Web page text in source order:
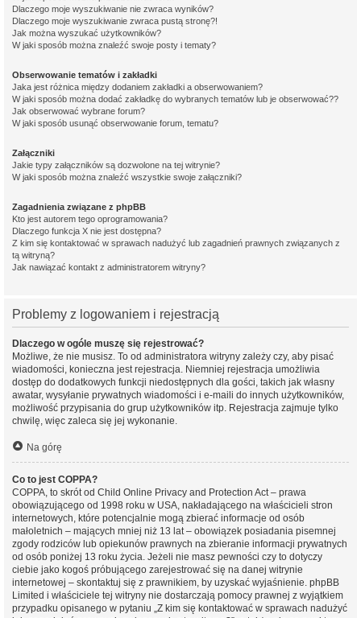
Dlaczego moje wyszukiwanie nie zwraca wyników?
Dlaczego moje wyszukiwanie zwraca pustą stronę?!
Jak można wyszukać użytkowników?
W jaki sposób można znaleźć swoje posty i tematy?
Obserwowanie tematów i zakładki
Jaka jest różnica między dodaniem zakładki a obserwowaniem?
W jaki sposób można dodać zakładkę do wybranych tematów lub je obserwować??
Jak obserwować wybrane forum?
W jaki sposób usunąć obserwowanie forum, tematu?
Załączniki
Jakie typy załączników są dozwolone na tej witrynie?
W jaki sposób można znaleźć wszystkie swoje załączniki?
Zagadnienia związane z phpBB
Kto jest autorem tego oprogramowania?
Dlaczego funkcja X nie jest dostępna?
Z kim się kontaktować w sprawach nadużyć lub zagadnień prawnych związanych z
tą witryną?
Jak nawiązać kontakt z administratorem witryny?
Problemy z logowaniem i rejestracją
Dlaczego w ogóle muszę się rejestrować?
Możliwe, że nie musisz. To od administratora witryny zależy czy, aby pisać
wiadomości, konieczna jest rejestracja. Niemniej rejestracja umożliwia
dostęp do dodatkowych funkcji niedostępnych dla gości, takich jak własny
awatar, wysyłanie prywatnych wiadomości i e-maili do innych użytkowników,
możliwość przypisania do grup użytkowników itp. Rejestracja zajmuje tylko
chwilę, więc zaleca się jej wykonanie.
Na górę
Co to jest COPPA?
COPPA, to skrót od Child Online Privacy and Protection Act – prawa
obowiązującego od 1998 roku w USA, nakładającego na właścicieli stron
internetowych, które potencjalnie mogą zbierać informacje od osób
małoletnich – mających mniej niż 13 lat – obowiązek posiadania pisemnej
zgody rodziców lub opiekunów prawnych na zbieranie informacji prywatnych
od osób poniżej 13 roku życia. Jeżeli nie masz pewności czy to dotyczy
ciebie jako kogoś próbującego zarejestrować się na danej witrynie
internetowej – skontaktuj się z prawnikiem, by uzyskać wyjaśnienie. phpBB
Limited i właściciele tej witryny nie dostarczają pomocy prawnej z wyjątkiem
przypadku opisanego w pytaniu „Z kim się kontaktować w sprawach nadużyć